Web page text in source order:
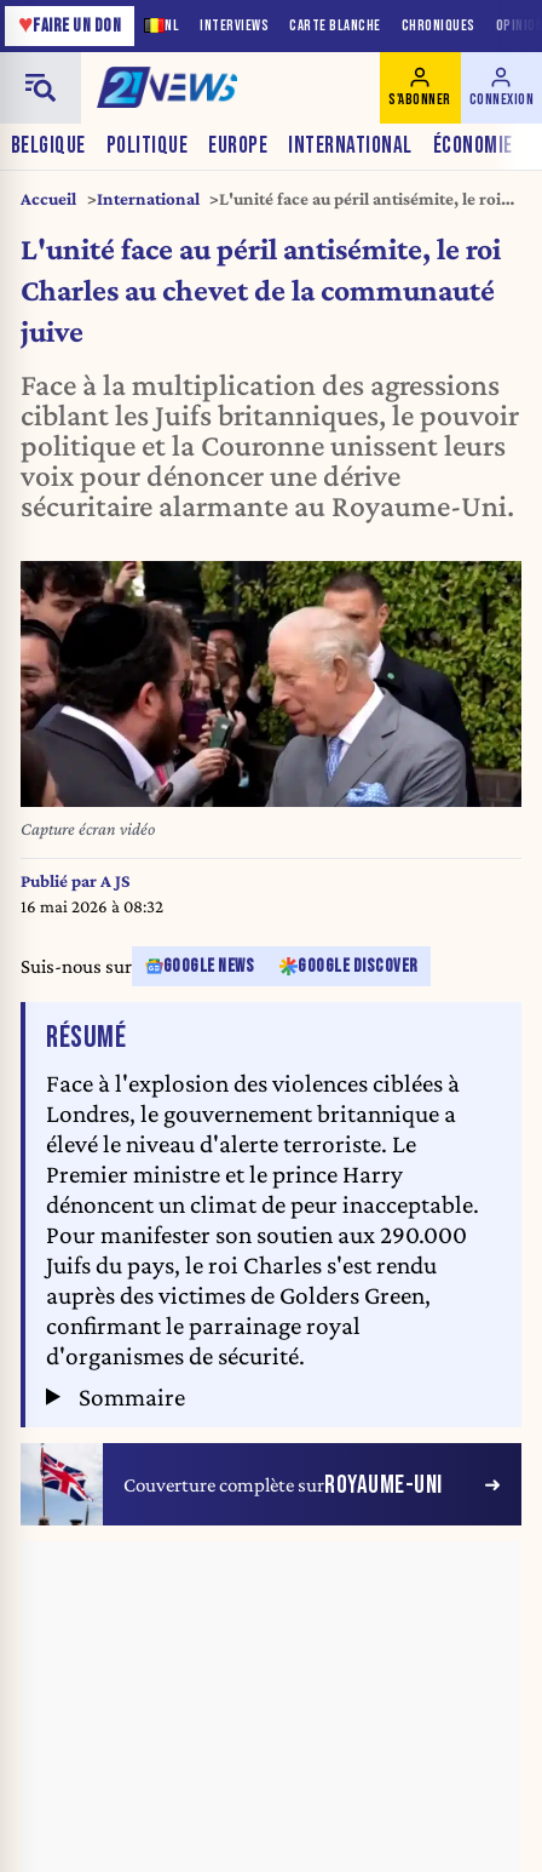
NL INTERVIEWS CARTE BLANCHE CHRONIQUES
♥FAIRE UN DON
BELGIQUE POLITIQUE EUROPE INTERNATIONAL ÉCONOMIE
S'ABONNER CONNEXION
Accueil International
L'unité face au péril antisémite, le roi
juive
L'unité face au péril antisémite, le roi
Charles au chevet de la communauté
juive
Face à la multiplication des agressions
ciblant les Juifs britanniques, le pouvoir
politique et la Couronne unissent leurs
voix pour dénoncer une dérive
sécuritaire alarmante au Royaume-Uni.
Capture écran vidéo
Publié parA JS
16 mai 2026 à 08:32
Suis-nous sur GOOGLE NEWS GOOGLE DISCOVER
RÉSUMÉDE L'ARTICLE
Face à l'explosion des violences ciblées à
Londres, le gouvernement britannique a
élevé le niveau d'alerte terroriste. Le
Premier ministre et le prince Harry
dénoncent un climat de peur inacceptable.
Pour manifester son soutien aux 290.000
Juifs du pays, le roi Charles s'est rendu
auprès des victimes de Golders Green,
confirmant le parrainage royal
d'organismes de sécurité.
Sommaire
Couverture complète surROYAUME-UNI